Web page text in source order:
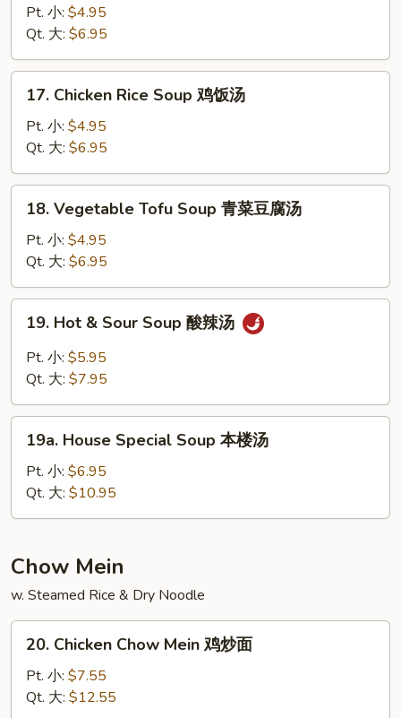
Noodle
Soup
鸡
面
Pt. 小: $4.95
Qt. 大: $6.95
Chicken
Rice
Soup
鸡
饭
17. Chicken Rice Soup 鸡饭汤
Pt. 小: $4.95
Qt. 大: $6.95
Vegetable
Tofu
Soup
青
菜
18. Vegetable Tofu Soup 青菜豆腐汤
Pt. 小: $4.95
Qt. 大: $6.95
Hot
Sour
酸
19. Hot & Sour Soup 酸辣汤
Pt. 小: $5.95
Qt. 大: $7.95
House
Special
Soup
本
汤
19a. House Special Soup 本楼汤
Pt. 小: $6.95
Qt. 大: $10.95
Chow Mein
w. Steamed Rice & Dry Noodle
Chicken
Chow
Mein
20. Chicken Chow Mein 鸡炒面
Pt. 小: $7.55
Qt. 大: $12.55